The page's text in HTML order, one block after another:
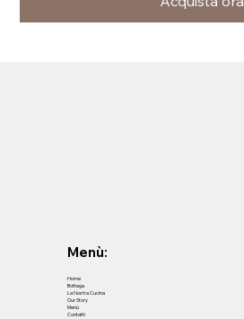
Menù:
Home
Bottega
La Nostra Cucina
Our Story
Menù
Contatti